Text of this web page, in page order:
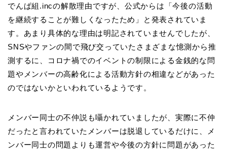
でんぱ組.incの解散理由ですが、公式からは「今後の活動
を継続することが難しくなったため」と発表されていま
す。あまり具体的な理由は明記されていませんでしたが、
SNSやファンの間で飛び交っていたさまざまな憶測から推
測するに、コロナ禍でのイベントの制限による金銭的な問
題やメンバーの高齢化による活動方針の相違などがあった
のではないかといわれているようです。
メンバー同士の不仲説も囁かれていましたが、実際に不仲
だったと言われていたメンバーは脱退しているだけに、メ
ンバー同士の問題よりも運営や今後の方針に問題があった